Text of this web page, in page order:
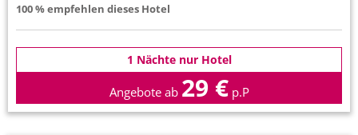
100 % empfehlen dieses Hotel
1 Nächte nur Hotel
Angebote ab 29 € p.P